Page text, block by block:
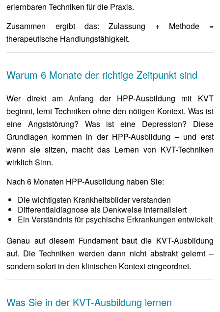
erlernbaren Techniken für die Praxis.
Zusammen ergibt das: Zulassung + Methode =
therapeutische Handlungsfähigkeit.
Warum 6 Monate der richtige Zeitpunkt sind
Wer direkt am Anfang der HPP-Ausbildung mit KVT
beginnt, lernt Techniken ohne den nötigen Kontext. Was ist
eine Angststörung? Was ist eine Depression? Diese
Grundlagen kommen in der HPP-Ausbildung – und erst
wenn sie sitzen, macht das Lernen von KVT-Techniken
wirklich Sinn.
Nach 6 Monaten HPP-Ausbildung haben Sie:
Die wichtigsten Krankheitsbilder verstanden
Differentialdiagnose als Denkweise internalisiert
Ein Verständnis für psychische Erkrankungen entwickelt
Genau auf diesem Fundament baut die KVT-Ausbildung
auf. Die Techniken werden dann nicht abstrakt gelernt –
sondern sofort in den klinischen Kontext eingeordnet.
Was Sie in der KVT-Ausbildung lernen